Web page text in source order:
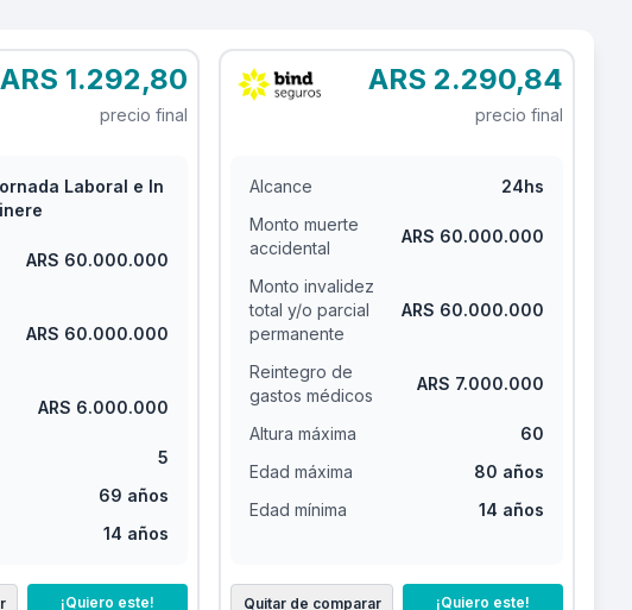
ARS 1.292,80
precio final
Laboral e In
ARS 60.000.000
ARS 60.000.000
ARS 6.000.000
5
69 años
14 años
¡Quiero este!
ARS 2.290,84
precio final
Alcance
24hs
Monto muerte
accidental
ARS 60.000.000
Monto invalidez
total y/o parcial
permanente
ARS 60.000.000
Reintegro de
gastos médicos
ARS 7.000.000
Altura máxima
60
Edad máxima
80 años
Edad mínima
14 años
Quitar de comparar ¡Quiero este!